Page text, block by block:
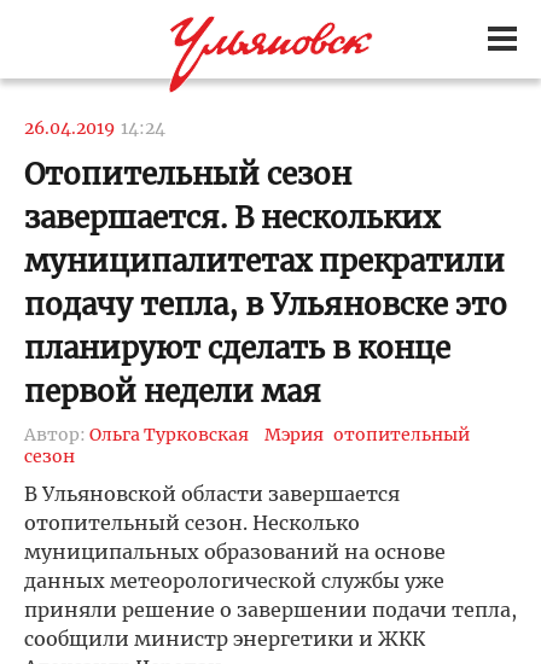
26.04.2019 14:24
Отопительный сезон
завершается. В нескольких
муниципалитетах прекратили
подачу тепла, в Ульяновске это
планируют сделать в конце
первой недели мая
Автор: Ольга Турковская Мэрия отопительный
сезон
В Ульяновской области завершается
отопительный сезон. Несколько
муниципальных образований на основе
данных метеорологической службы уже
приняли решение о завершении подачи тепла,
сообщили министр энергетики и ЖКК